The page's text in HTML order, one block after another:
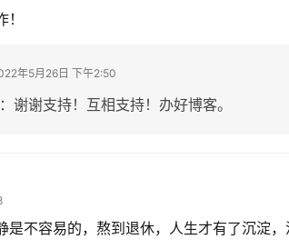
年5月26日 下午2:50
： 谢谢支持！互相支持！办好博客。
是不容易的，熬到退休，人生才有了沉淀，